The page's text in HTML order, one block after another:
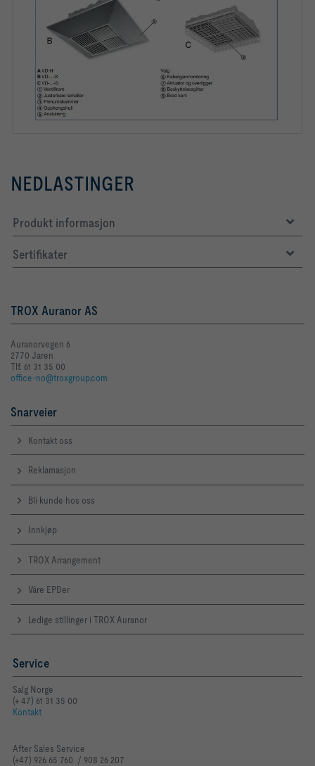
NEDLASTINGER
Produkt informasjon
Sertifikater
TROX Auranor AS
Auranorvegen 6
2770 Jaren
Tlf. 61 31 35 00
office-no@troxgroup.com
Snarveier
Kontakt oss
Reklamasjon
Bli kunde hos oss
Innkjøp
TROX Arrangement
Våre EPDer
Ledige stillinger i TROX Auranor
Service
Salg Norge
(+ 47) 61 31 35 00
Kontakt
After Sales Service
(+47) 926 65 760 / 908 26 207